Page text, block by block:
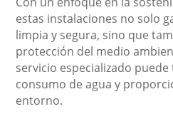
estas instalaciones no solo
limpia y segura, sino que
protección del medio
servicio especializado
consumo de agua y
entorno.